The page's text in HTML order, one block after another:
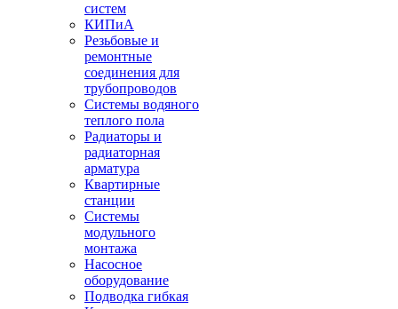
систем
КИПиА
Резьбовые и
ремонтные
соединения для
трубопроводов
Системы водяного
теплого пола
Радиаторы и
радиаторная
арматура
Квартирные
станции
Системы
модульного
монтажа
Насосное
оборудование
Подводка гибкая